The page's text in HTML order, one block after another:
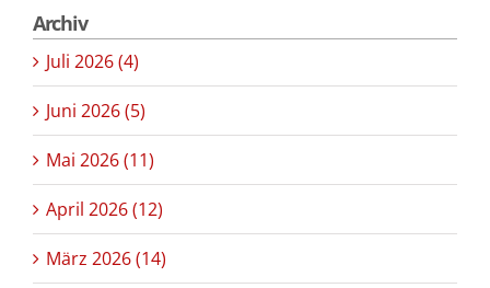
Archiv
Juli 2026 (4)
Juni 2026 (5)
Mai 2026 (11)
April 2026 (12)
März 2026 (14)